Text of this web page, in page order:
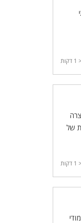
< 1 דקות
של
< 1 דקות